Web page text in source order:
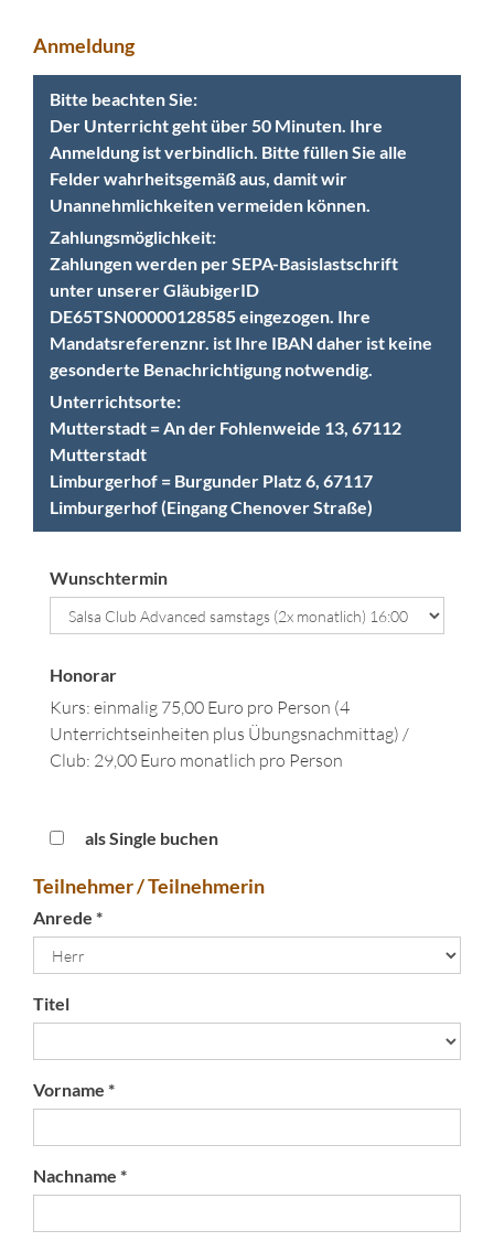
Anmeldung
Bitte beachten Sie:
Der Unterricht geht über 50 Minuten. Ihre
Anmeldung ist verbindlich. Bitte füllen Sie alle
Felder wahrheitsgemäß aus, damit wir
Unannehmlichkeiten vermeiden können.
Zahlungsmöglichkeit:
Zahlungen werden per SEPA-Basislastschrift
unter unserer GläubigerID
DE65TSN00000128585 eingezogen. Ihre
Mandatsreferenznr. ist Ihre IBAN daher ist keine
gesonderte Benachrichtigung notwendig.
Unterrichtsorte:
Mutterstadt = An der Fohlenweide 13, 67112
Mutterstadt
Limburgerhof = Burgunder Platz 6, 67117
Limburgerhof (Eingang Chenover Straße)
Wunschtermin
Honorar
Kurs: einmalig 75,00 Euro pro Person (4
Unterrichtseinheiten plus Übungsnachmittag) /
Club: 29,00 Euro monatlich pro Person
als Single buchen
Teilnehmer / Teilnehmerin
Anrede *
Titel
Vorname *
Nachname *